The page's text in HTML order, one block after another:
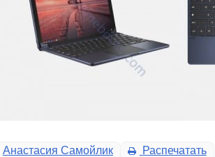
Анастасия Самойлик Распечатать